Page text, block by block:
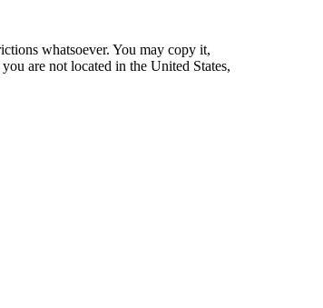
whatsoever. You may copy it,
are not located in the United States,